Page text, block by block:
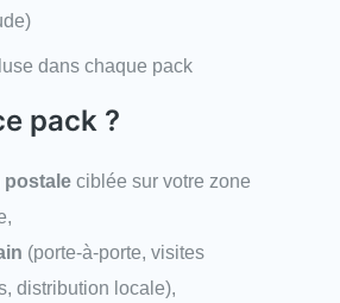
dans chaque pack
pack ?
postale ciblée sur votre zone
(porte-à-porte, visites
distribution locale),